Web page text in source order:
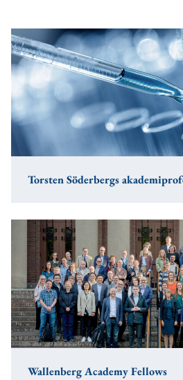
Torsten Söderbergs
Wallenberg Academy Fellows